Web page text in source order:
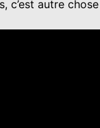
c’est autre